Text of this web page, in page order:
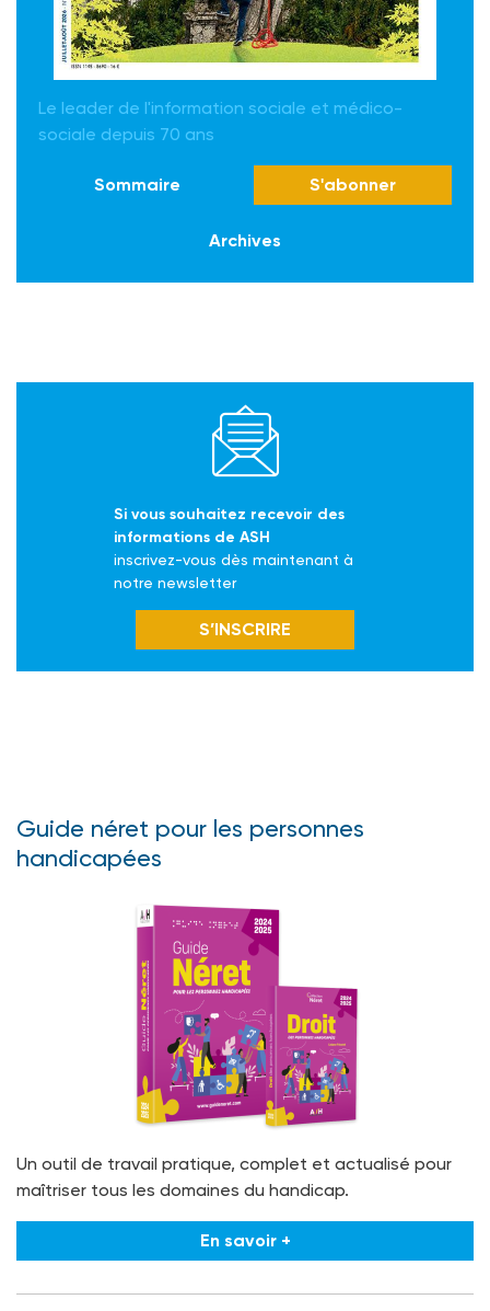
Le leader de l'information sociale et médico-
sociale depuis 70 ans
Sommaire S'abonner
Archives
Si vous souhaitez recevoir des
informations de ASH
inscrivez-vous dès maintenant à
notre newsletter
S’INSCRIRE
Guide néret pour les personnes
handicapées
Un outil de travail pratique, complet et actualisé pour
maîtriser tous les domaines du handicap.
En savoir +